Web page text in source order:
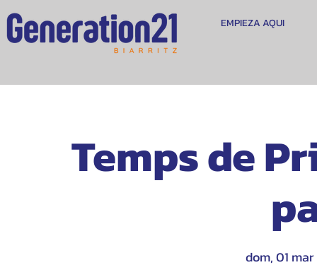
EMPIEZA AQUI
Temps de
dom, 01 mar